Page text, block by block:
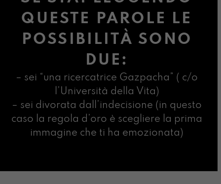
QUESTE PAROLE LE
POSSIBILITÀ SONO
DUE:
– sei “una ricercatrice Gazpacha” ( c/o
l’Università della Vita)
– sei divorata dall’indecisione (in questo
caso la regola d’oro è scegliere la prima
immagine che ti ha emozionata)